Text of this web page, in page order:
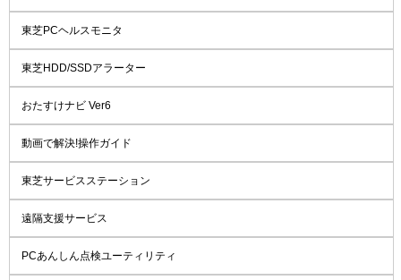
東芝PCヘルスモニタ
東芝HDD/SSDアラーター
おたすけナビ Ver6
動画で解決!操作ガイド
東芝サービスステーション
遠隔支援サービス
PCあんしん点検ユーティリティ